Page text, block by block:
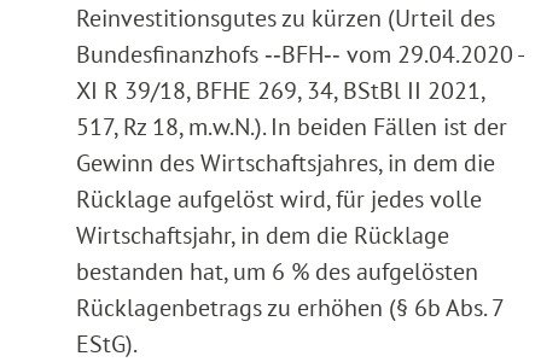
Reinvestitionsgutes zu kürzen (Urteil des
Bundesfinanzhofs ‑‑BFH‑‑ vom 29.04.2020 -
XI R 39/18, BFHE 269, 34, BStBl II 2021,
517, Rz 18, m.w.N.). In beiden Fällen ist der
Gewinn des Wirtschaftsjahres, in dem die
Rücklage aufgelöst wird, für jedes volle
Wirtschaftsjahr, in dem die Rücklage
bestanden hat, um 6 % des aufgelösten
Rücklagenbetrags zu erhöhen (§ 6b Abs. 7
EStG).